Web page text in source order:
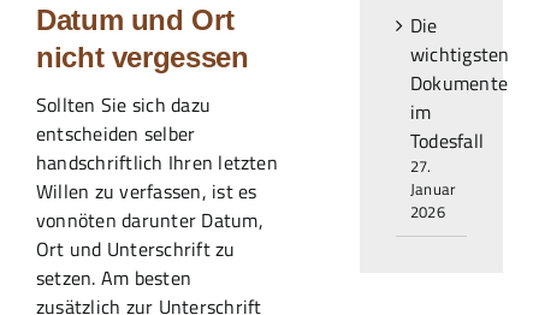
Datum und Ort
nicht vergessen
Sollten Sie sich dazu
entscheiden selber
handschriftlich Ihren letzten
Willen zu verfassen, ist es
vonnöten darunter Datum,
Ort und Unterschrift zu
setzen. Am besten
zusätzlich zur Unterschrift
Die
wichtigsten
Dokumente
im
Todesfall
27.
Januar
2026